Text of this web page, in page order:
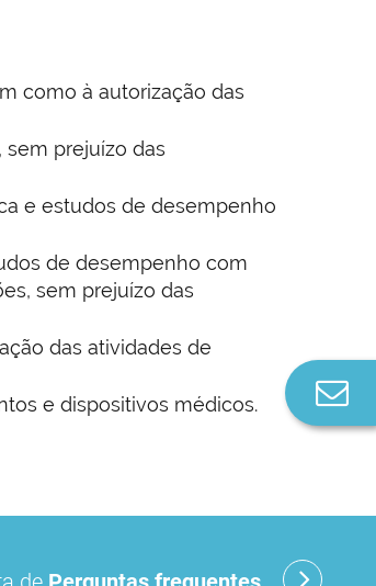
como à autorização das
prejuízo das
e estudos de desempenho
de desempenho com
sem prejuízo das
das atividades de
e dispositivos médicos.